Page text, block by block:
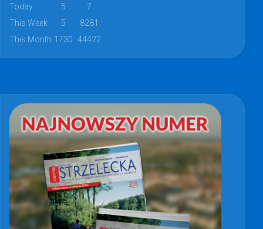
Today
5
7
This Week
5
8281
This Month 1730 44422